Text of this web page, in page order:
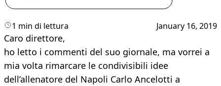
1 min di lettura January 16, 2019
Caro direttore,
ho letto i commenti del suo giornale, ma vorrei a
mia volta rimarcare le condivisibili idee
dell’allenatore del Napoli Carlo Ancelotti a